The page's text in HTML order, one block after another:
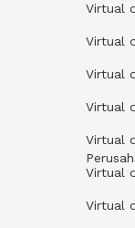
Virtual
Virtual
Virtual
Virtual
Virtual
Virtual
Virtual